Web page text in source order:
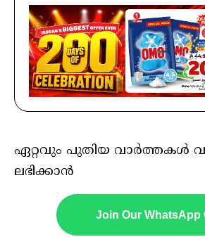
ഏറ്റവും പുതിയ വാർത്തകൾ
ലഭിക്കാൻ
Join Our WhatsApp